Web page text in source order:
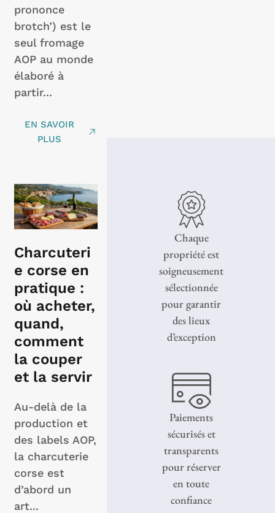
prononce
brotch’) est le
seul fromage
AOP au monde
élaboré à
partir...
EN SAVOIR
PLUS
Charcuteri
e corse en
pratique :
où acheter,
quand,
comment
la couper
et la servir
Au-delà de la
production et
des labels AOP,
la charcuterie
corse est
d’abord un
art...
Chaque
propriété est
soigneusement
sélectionnée
pour garantir
des lieux
d’exception
Paiements
sécurisés et
transparents
pour réserver
en toute
confiance